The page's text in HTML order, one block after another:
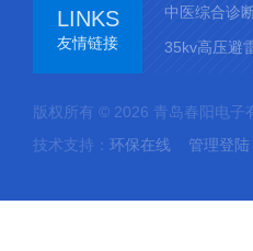
LINKS
友情链接
中医综合诊
35kv高压避
版权所有 © 2026 青岛春阳电
技术支持： 环保在线 管理登陆